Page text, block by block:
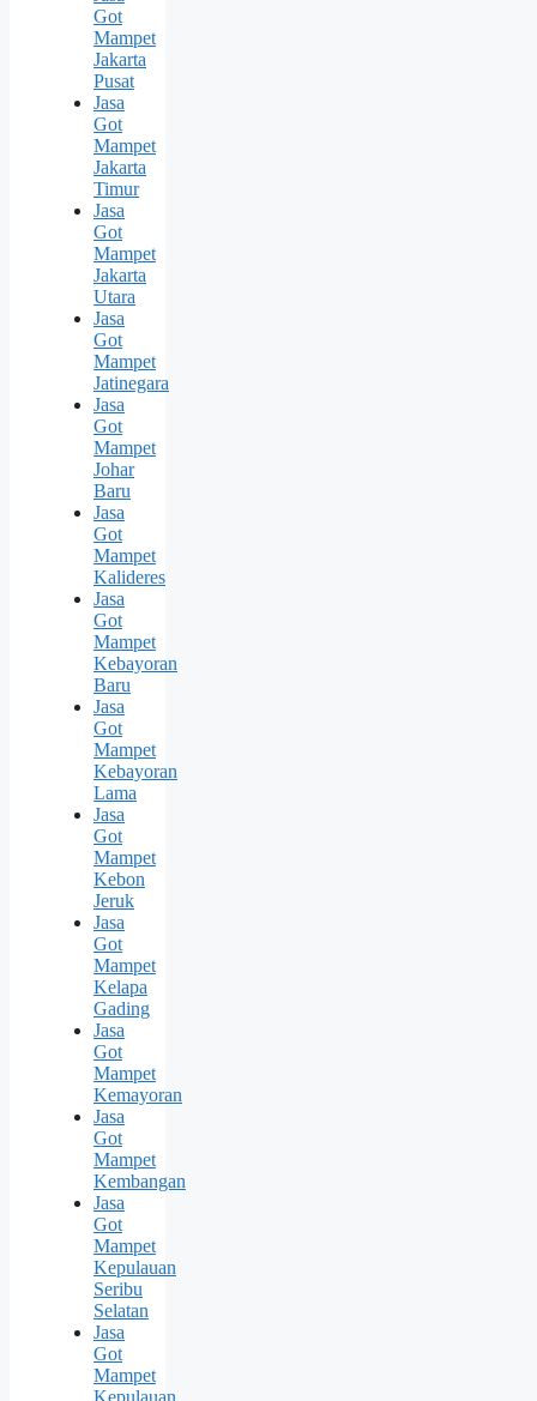
Got
Mampet
Jakarta
Pusat
Jasa
Got
Mampet
Jakarta
Timur
Jasa
Got
Mampet
Jakarta
Utara
Jasa
Got
Mampet
Jatinegara
Jasa
Got
Mampet
Johar
Baru
Jasa
Got
Mampet
Kalideres
Jasa
Got
Mampet
Kebayoran
Baru
Jasa
Got
Mampet
Kebayoran
Lama
Jasa
Got
Mampet
Kebon
Jeruk
Jasa
Got
Mampet
Kelapa
Gading
Jasa
Got
Mampet
Kemayoran
Jasa
Got
Mampet
Kembangan
Jasa
Got
Mampet
Kepulauan
Seribu
Selatan
Jasa
Got
Mampet
Kepulauan